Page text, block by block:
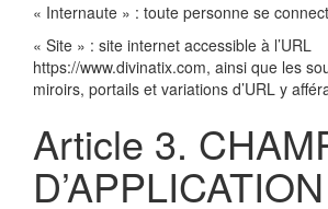
« Internaute » : toute personne se
« Site » : site internet accessible à l’URL
https://www.divinatix.com, ainsi que les
miroirs, portails et variations d’URL y
Article 3.
D’APPLICATION